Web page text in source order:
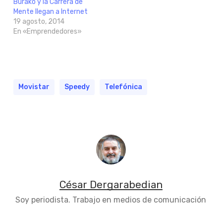
Burako y la Carrera de
Mente llegan a Internet
19 agosto, 2014
En «Emprendedores»
Movistar Speedy Telefónica
César Dergarabedian
Soy periodista. Trabajo en medios de comunicación